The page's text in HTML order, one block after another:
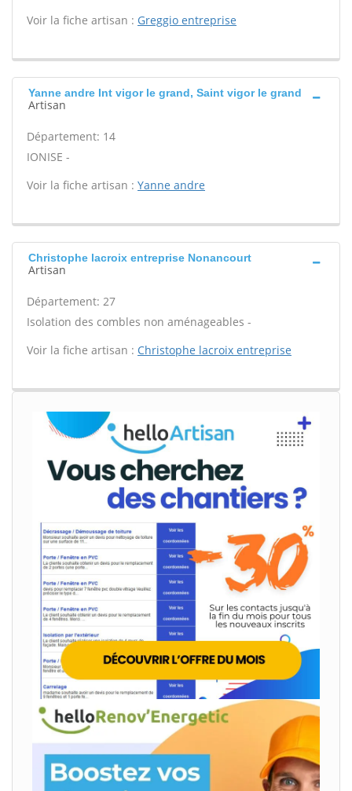
Voir la fiche artisan : Greggio entreprise
Yanne andre Int vigor le grand, Saint vigor le grand
Artisan
Département: 14
IONISE -
Voir la fiche artisan : Yanne andre
Christophe lacroix entreprise Nonancourt
Artisan
Département: 27
Isolation des combles non aménageables -
Voir la fiche artisan : Christophe lacroix entreprise